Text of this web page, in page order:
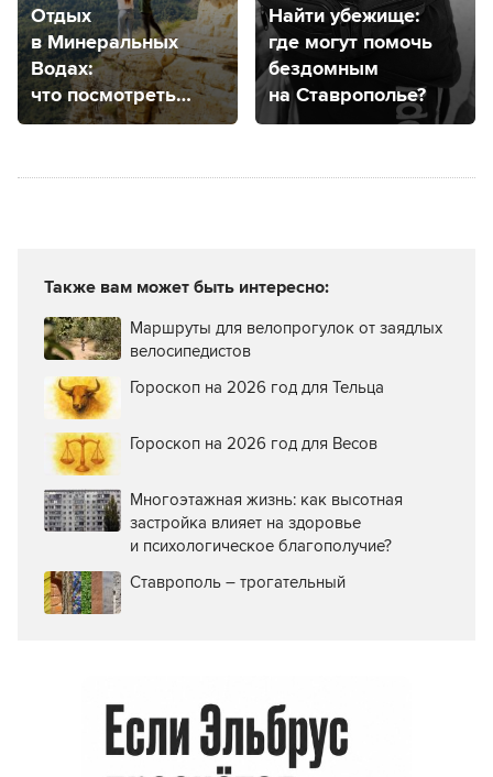
Отдых
в Минеральных
Водах:
что посмотреть
в городе
Найти убежище:
где могут помочь
бездомным
на Ставрополье?
Также вам может быть интересно:
Маршруты для велопрогулок от заядлых
велосипедистов
Гороскоп на 2026 год для Тельца
Гороскоп на 2026 год для Весов
Многоэтажная жизнь: как высотная
застройка влияет на здоровье
и психологическое благополучие?
Ставрополь – трогательный